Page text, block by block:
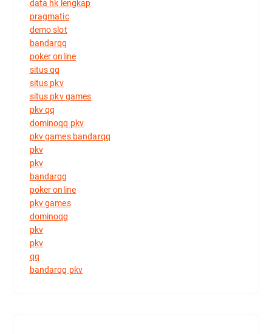
data hk lengkap
pragmatic
demo slot
bandarqq
poker online
situs qq
situs pkv
situs pkv games
pkv qq
dominoqq pkv
pkv games bandarqq
pkv
pkv
bandarqq
poker online
pkv games
dominoqq
pkv
pkv
qq
bandarqq pkv